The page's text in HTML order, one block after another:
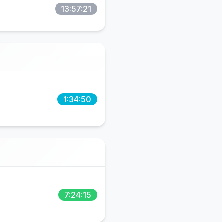
13:57:21
1:34:50
7:24:15